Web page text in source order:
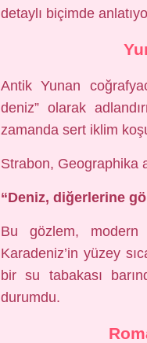
detaylı biçimde
Antik Yunan
deniz” olarak
zamanda sert iklim
Strabon, Geographika
“Deniz, diğerlerine
Bu gözlem, modern
Karadeniz’in yüzey
bir su tabakası
durumdu.